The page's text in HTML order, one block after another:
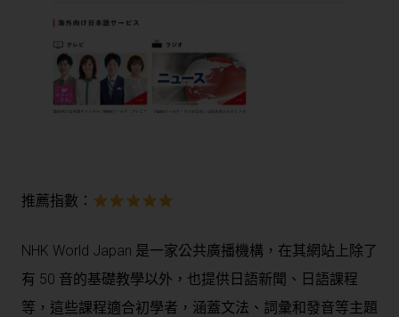
推薦指數：
NHK World Japan 是一家公共廣播機構，在其網站上除了
有 50 音的基礎教學以外，也提供日語新聞、日語課程
等，這些課程適合初學者，涵蓋文法、詞彙和發音等主題